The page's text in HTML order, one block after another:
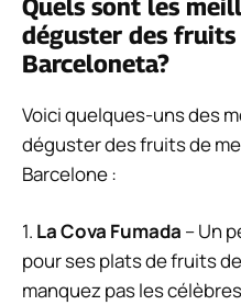
Quels sont les
déguster des
Barceloneta?
Voici quelques-uns des
déguster des fruits de
Barcelone :
1. La Cova Fumada – Un
pour ses plats de fruits
manquez pas les